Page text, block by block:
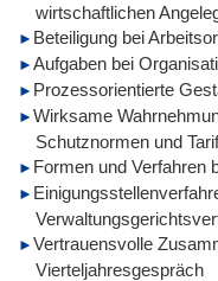
wirtschaftlichen
Beteiligung bei
Aufgaben bei
Prozessorientierte
Wirksame
Schutznormen und
Formen und Verfahren
Vertrauensvolle
Vierteljahresgespräch